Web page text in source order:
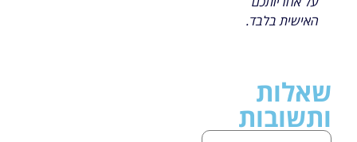
האישית בלבד.
שאלות
ותשובות